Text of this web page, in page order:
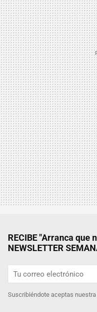
RECIBE "Arranca que
NEWSLETTER
Suscribiéndote aceptas nuestra